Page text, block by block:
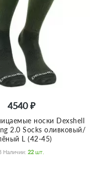
4540 ₽
носки Dexshell
2.0 Socks оливковый/
L (42-45)
Наличии:22 Шт.